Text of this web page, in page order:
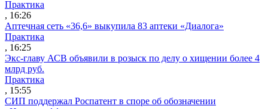
Практика
, 16:26
Аптечная сеть «36,6» выкупила 83 аптеки «Диалога»
Практика
, 16:25
Экс-главу АСВ объявили в розыск по делу о хищении более 4
млрд руб.
Практика
, 15:55
СИП поддержал Роспатент в споре об обозначении